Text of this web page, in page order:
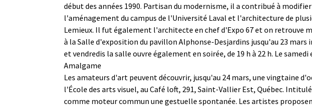
début des années 1990. Partisan du modernisme, il a contribué à
l'aménagement du campus de l'Université Laval et l'architecture de
Lemieux. Il fut également l'architecte en chef d'Expo 67 et on retrouve
à la Salle d'exposition du pavillon Alphonse-Desjardins jusqu'au 23 mars
et vendredis la salle ouvre également en soirée, de 19 h à 22 h. Le
Amalgame
Les amateurs d'art peuvent découvrir, jusqu'au 24 mars, une vingtaine
l'École des arts visuel, au Café loft, 291, Saint-Vallier Est, Québec.
comme moteur commun une gestuelle spontanée. Les artistes